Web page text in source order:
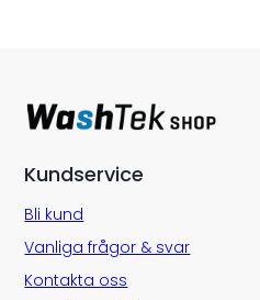
Kundservice
Bli kund
Vanliga frågor & svar
Kontakta oss